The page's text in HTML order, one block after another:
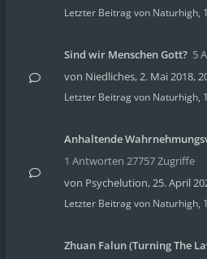
Letzter Beitrag von Naturhigh,
Sind wir Menschen Gott? 5
von Niedliches,2. Mai 2018,
Letzter Beitrag von Naturhigh,
Anhaltende
1 Antworten 27757 Zugriffe
von Psychelution,25. April
Letzter Beitrag von Naturhigh,
Zhuan Falun (Turning The